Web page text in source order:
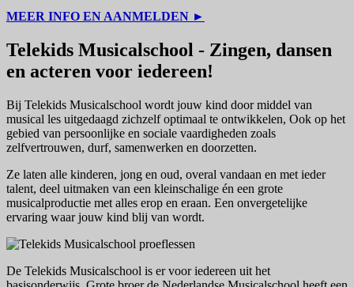
MEER INFO EN AANMELDEN ►
Telekids Musicalschool - Zingen, dansen
en acteren voor iedereen!
Bij Telekids Musicalschool wordt jouw kind door middel van
musical les uitgedaagd zichzelf optimaal te ontwikkelen, Ook op het
gebied van persoonlijke en sociale vaardigheden zoals
zelfvertrouwen, durf, samenwerken en doorzetten.
Ze laten alle kinderen, jong en oud, overal vandaan en met ieder
talent, deel uitmaken van een kleinschalige én een grote
musicalproductie met alles erop en eraan. Een onvergetelijke
ervaring waar jouw kind blij van wordt.
De Telekids Musicalschool is er voor iedereen uit het